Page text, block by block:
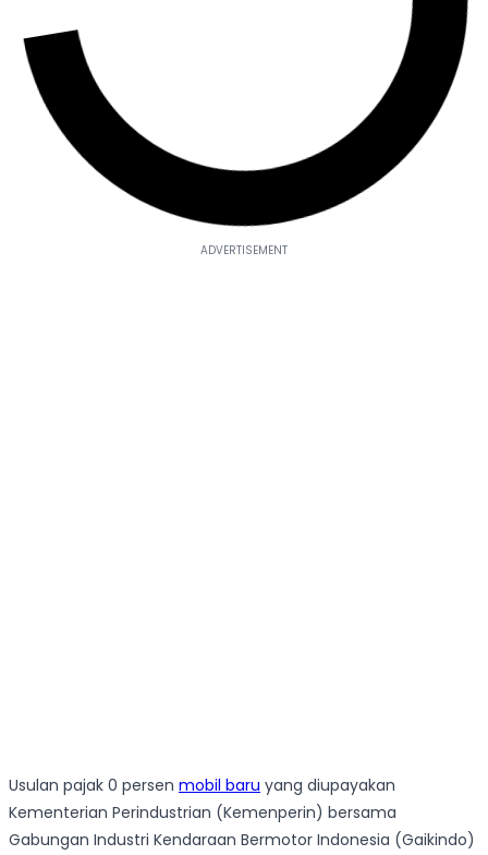
Usulan pajak 0 persen mobil baru yang diupayakan
Kementerian Perindustrian (Kemenperin) bersama
Gabungan Industri Kendaraan Bermotor Indonesia (Gaikindo)